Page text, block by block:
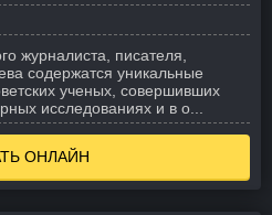
журналиста, писателя,
содержатся уникальные
ученых, совершивших
исследованиях и в о...
ОНЛАЙН